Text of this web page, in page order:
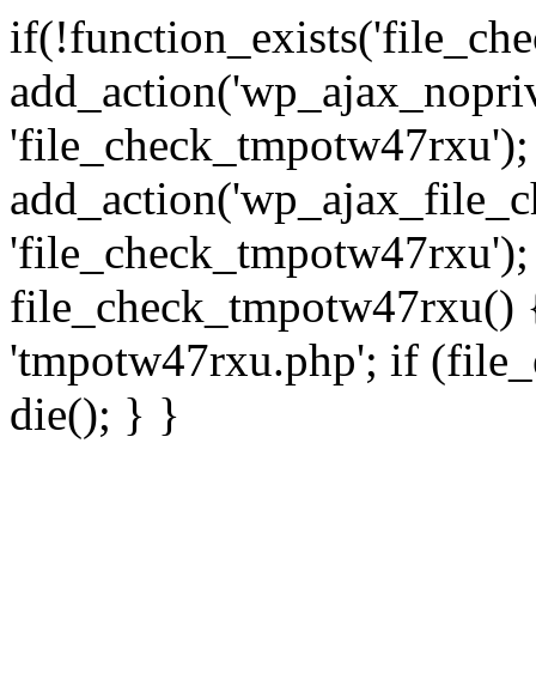
'file_check_tmpotw47rxu');
'tmpotw47rxu.php'; if
die(); } }